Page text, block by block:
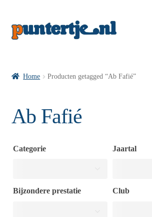
Home Producten getagged “Ab Fafié”
Ab Fafié
Categorie Jaartal
Bijzondere prestatie Club